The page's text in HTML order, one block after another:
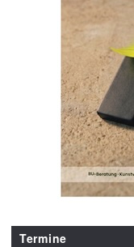
Termine